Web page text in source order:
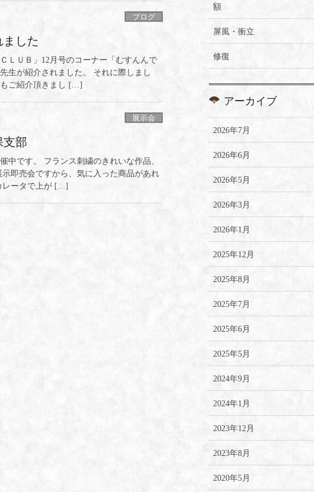
ブログ
した
ＬＵＢ」12月号のコーナー「むすんんで
生が紹介されました。 それに際しまし
もご紹介頂きまし […]
展示会
部
中です。 フランス刺繍のきれいな作品、
即売会ですから、気に入った商品があれ
レータで上が […]
額
屏風・衝立
修復
アーカイブ
2026年7月
2026年6月
2026年5月
2026年3月
2026年1月
2025年12月
2025年8月
2025年7月
2025年6月
2025年5月
2024年9月
2024年1月
2023年12月
2023年8月
2020年5月